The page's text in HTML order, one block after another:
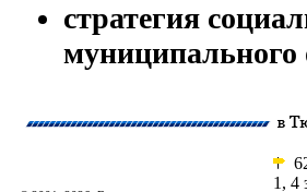
стратегия
муниципального
1, 4